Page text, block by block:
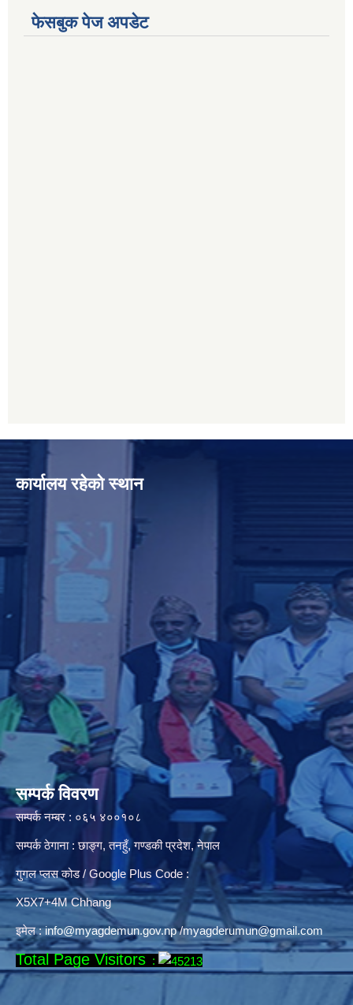
फेसबुक पेज अपडेट
कार्यालय रहेको स्थान
सम्पर्क विवरण
सम्पर्क नम्बर : ०६५ ४००१०८
सम्पर्क ठेगाना : छाङ्ग, तनहुँ, गण्डकी प्रदेश, नेपाल
गुगल प्लस कोड / Google Plus Code :
X5X7+4M Chhang
इमेल :info@myagdemun.gov.np/myagderumun@gmail.com
Total Page Visitors :